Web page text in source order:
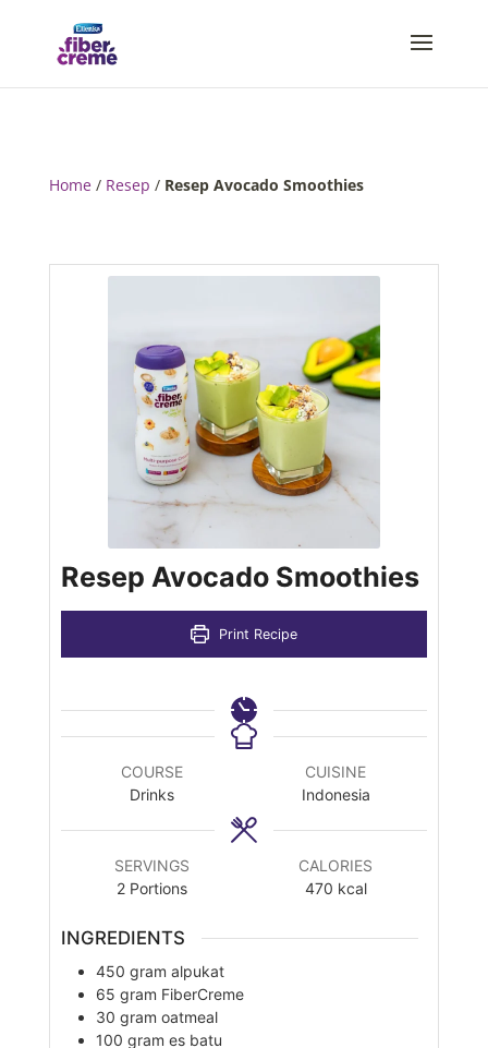
Home/ Resep / Resep Avocado Smoothies
Resep Avocado Smoothies
Print Recipe
COURSE
Drinks
CUISINE
Indonesia
SERVINGS
2 Portions
CALORIES
470 kcal
INGREDIENTS
450 gram alpukat
65 gram FiberCreme
30 gram oatmeal
100 gram es batu